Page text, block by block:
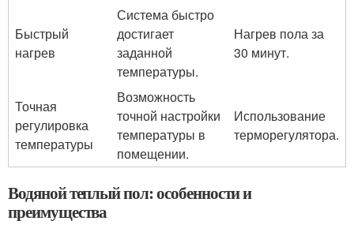
Быстрый
нагрев
Система быстро
достигает
заданной
температуры.
Нагрев пола за
30 минут.
Точная
регулировка
температуры
Возможность
точной настройки
температуры в
помещении.
Использование
терморегулятора.
Водяной теплый пол: особенности и
преимущества